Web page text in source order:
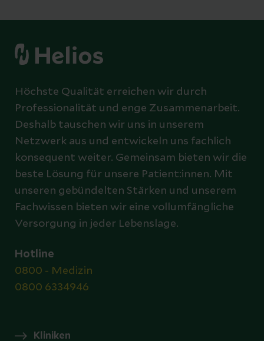
Höchste Qualität erreichen wir durch
Professionalität und enge Zusammenarbeit.
Deshalb tauschen wir uns in unserem
Netzwerk aus und entwickeln uns fachlich
konsequent weiter. Gemeinsam bieten wir die
beste Lösung für unsere Patient:innen. Mit
unseren gebündelten Stärken und unserem
Fachwissen bieten wir eine vollumfängliche
Versorgung in jeder Lebenslage.
Hotline
0800 - Medizin
0800 6334946
Kliniken